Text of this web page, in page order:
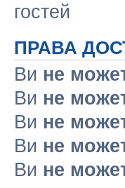
гостей
ПРАВА
Ви не
Ви не
Ви не
Ви не
Ви не